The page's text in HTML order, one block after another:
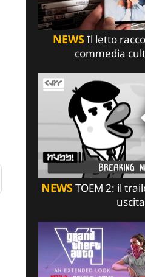
NEWSIl letto
commedia
NEWSTOEM 2: il
uscita